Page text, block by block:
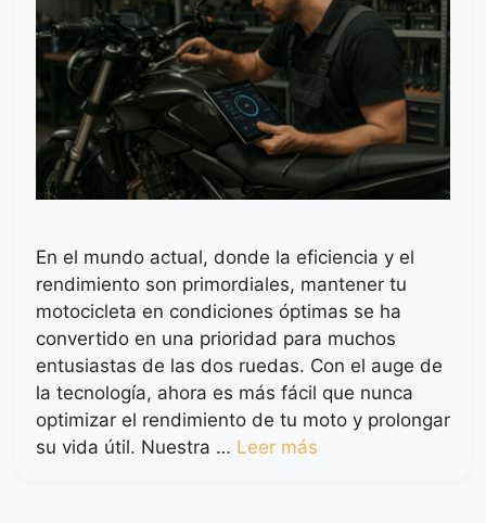
En el mundo actual, donde la eficiencia y el
rendimiento son primordiales, mantener tu
motocicleta en condiciones óptimas se ha
convertido en una prioridad para muchos
entusiastas de las dos ruedas. Con el auge de
la tecnología, ahora es más fácil que nunca
optimizar el rendimiento de tu moto y prolongar
su vida útil. Nuestra … Leer más